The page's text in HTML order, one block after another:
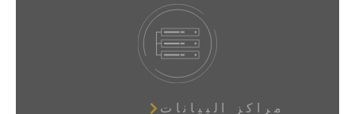
مراكز البيانات